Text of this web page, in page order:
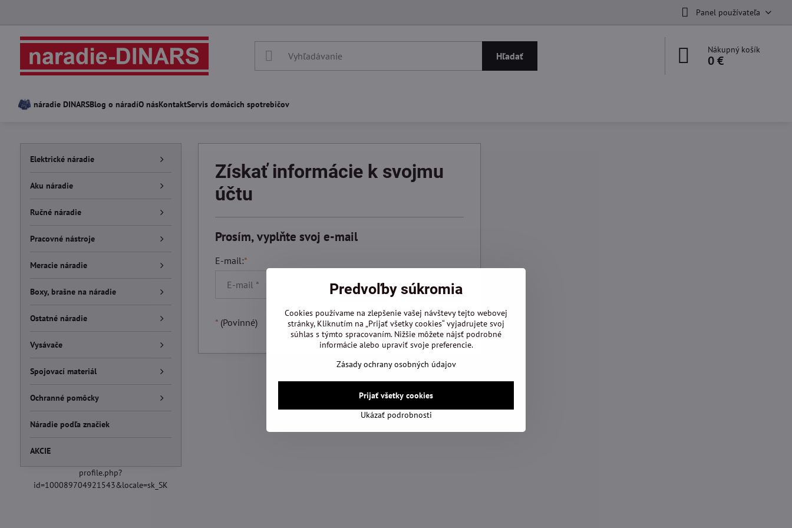
Panel používateľa
Hľadať
Nákupný košík
0 €
náradie DINARSBlog o náradíO násKontaktServis domácich spotrebičov
Získať informácie k svojmu
účtu
Prosím, vyplňte svoj e-mail
E-mail:*
* (Povinné) Poslať detaily
Elektrické náradie
Aku náradie
Ručné náradie
Pracovné nástroje
Meracie náradie
Boxy, brašne na náradie
Ostatné náradie
Vysávače
Spojovací materiál
Ochranné pomôcky
Náradie podľa značiek
AKCIE
profile.php?
id=100089704921543&locale=sk_SK
Predvoľby súkromia
Cookies používame na zlepšenie vašej návštevy tejto webovej
stránky, Kliknutím na „Prijať všetky cookies“ vyjadrujete svoj
súhlas s týmto spracovaním. Nižšie môžete nájsť podrobné
informácie alebo upraviť svoje preferencie.
Zásady ochrany osobných údajov
Ukázať podrobnosti
Prijať všetky cookies